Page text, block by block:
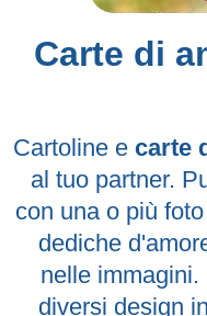
Carte di
Cartoline e carte
al tuo partner.
con una o più
dediche
nelle
diversi design